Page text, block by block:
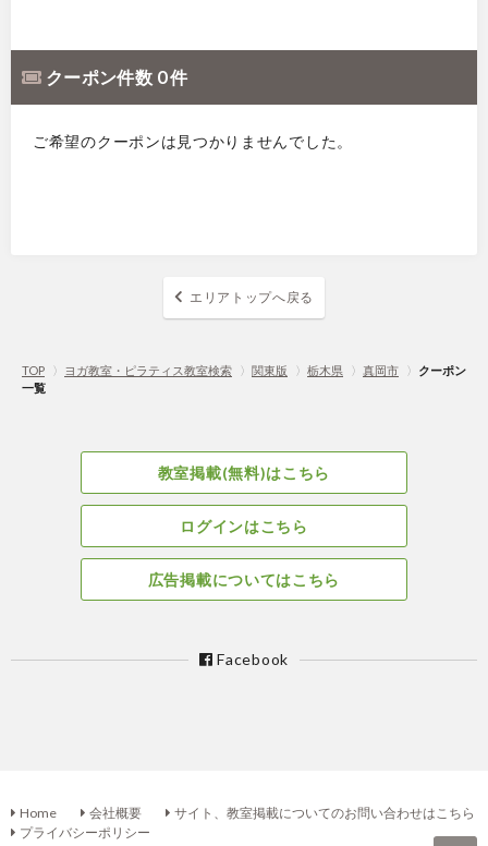
クーポン件数 0 件
ご希望のクーポンは見つかりませんでした。
エリアトップへ戻る
TOP 〉 ヨガ教室・ピラティス教室検索 〉 関東版 〉 栃木県 〉 真岡市 〉 クーポン
一覧
教室掲載(無料)はこちら
ログインはこちら
広告掲載についてはこちら
Facebook
Home 会社概要
サイト、教室掲載についてのお問い合わせはこちら
プライバシーポリシー